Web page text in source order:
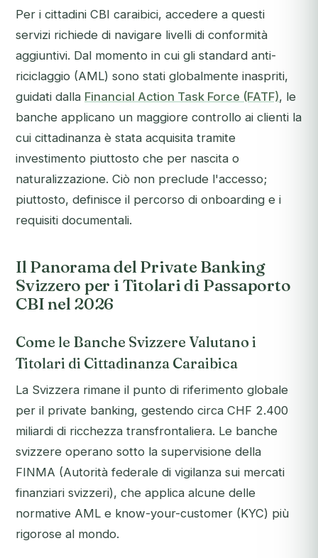
Per i cittadini CBI caraibici, accedere a questi
servizi richiede di navigare livelli di conformità
aggiuntivi. Dal momento in cui gli standard anti-
riciclaggio (AML) sono stati globalmente inaspriti,
guidati dalla Financial Action Task Force (FATF), le
banche applicano un maggiore controllo ai clienti la
cui cittadinanza è stata acquisita tramite
investimento piuttosto che per nascita o
naturalizzazione. Ciò non preclude l'accesso;
piuttosto, definisce il percorso di onboarding e i
requisiti documentali.
Il Panorama del Private Banking
Svizzero per i Titolari di Passaporto
CBI nel 2026
Come le Banche Svizzere Valutano i
Titolari di Cittadinanza Caraibica
La Svizzera rimane il punto di riferimento globale
per il private banking, gestendo circa CHF 2.400
miliardi di ricchezza transfrontaliera. Le banche
svizzere operano sotto la supervisione della
FINMA (Autorità federale di vigilanza sui mercati
finanziari svizzeri), che applica alcune delle
normative AML e know-your-customer (KYC) più
rigorose al mondo.